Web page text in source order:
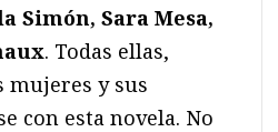
Simón, Sara Mesa,
. Todas ellas,
mujeres y sus
con esta novela. No